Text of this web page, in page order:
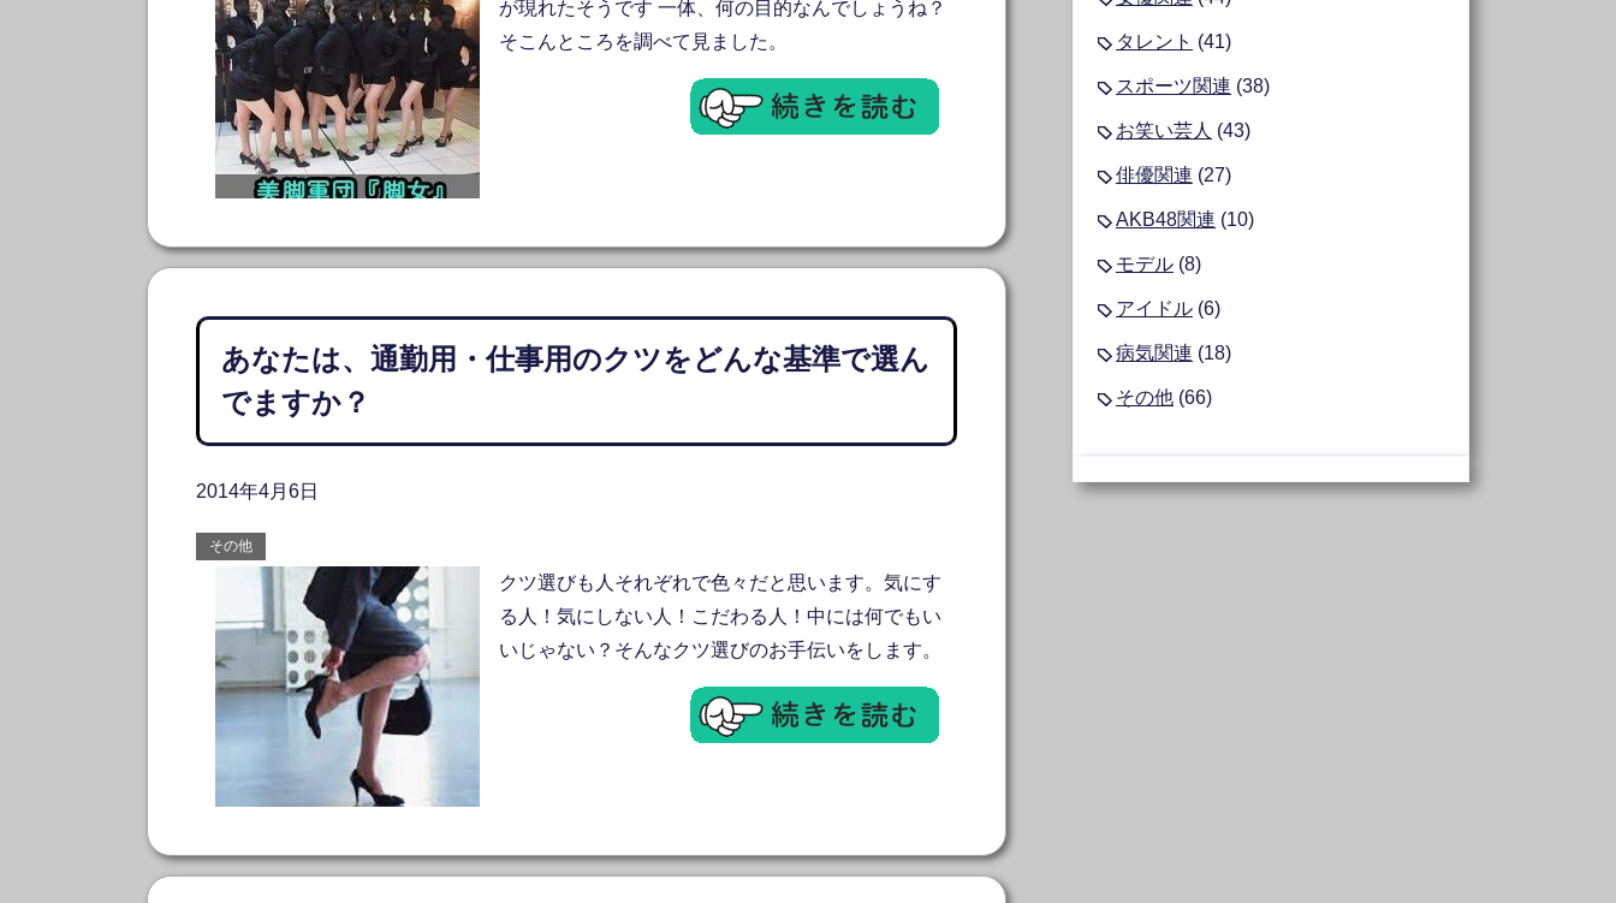
が現れたそうです 一体、何の目的なんでしょうね？
そこんところを調べて見ました。
あなたは、通勤用・仕事用のクツをどんな基準で選ん
でますか？
2014年4月6日
その他
クツ選びも人それぞれで色々だと思います。気にす
る人！気にしない人！こだわる人！中には何でもい
いじゃない？そんなクツ選びのお手伝いをします。
タレント (41)
スポーツ関連 (38)
お笑い芸人 (43)
俳優関連 (27)
AKB48関連 (10)
モデル (8)
アイドル (6)
病気関連 (18)
その他 (66)